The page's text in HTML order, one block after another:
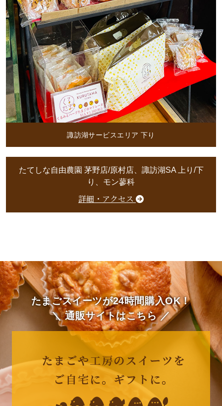
諏訪湖サービスエリア 下り
たてしな自由農園 茅野店/原村店、諏訪湖SA 上り/下
り、モン蓼科
詳細・アクセス
たまごスイーツが24時間購入OK！
＼ 通販サイトはこちら ／